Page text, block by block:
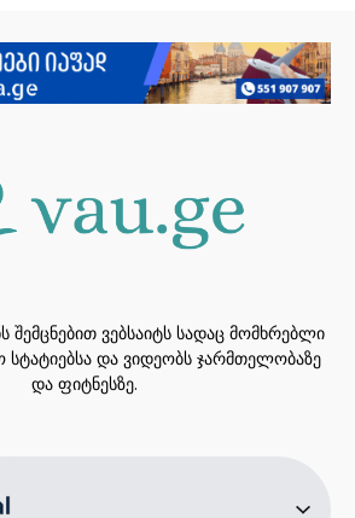
შემცნებით ვებსაიტს სადაც მომხრებლი
სტატიებსა და ვიდეობს ჯარმთელობაზე
და ფიტნესზე.